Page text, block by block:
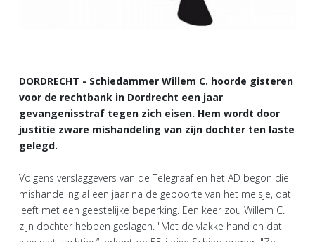
DORDRECHT - Schiedammer Willem C. hoorde gisteren
voor de rechtbank in Dordrecht een jaar
gevangenisstraf tegen zich eisen. Hem wordt door
justitie zware mishandeling van zijn dochter ten laste
gelegd.
Volgens verslaggevers van de Telegraaf en het AD begon die
mishandeling al een jaar na de geboorte van het meisje, dat
leeft met een geestelijke beperking. Een keer zou Willem C.
zijn dochter hebben geslagen. "Met de vlakke hand en dat